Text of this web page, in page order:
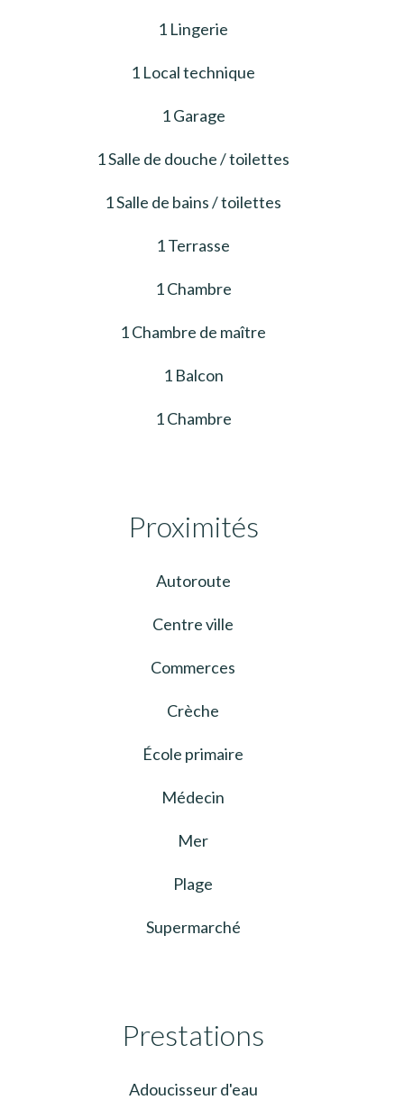
1 Lingerie
1 Local technique
1 Garage
1 Salle de douche / toilettes
1 Salle de bains / toilettes
1 Terrasse
1 Chambre
1 Chambre de maître
1 Balcon
1 Chambre
Proximités
Autoroute
Centre ville
Commerces
Crèche
École primaire
Médecin
Mer
Plage
Supermarché
Prestations
Adoucisseur d'eau